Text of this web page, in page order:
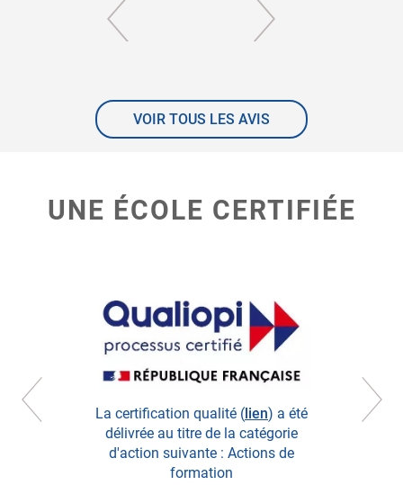
VOIR TOUS LES AVIS
UNE ÉCOLE CERTIFIÉE
La certification qualité (lien) a été
délivrée au titre de la catégorie
d'action suivante : Actions de
formation